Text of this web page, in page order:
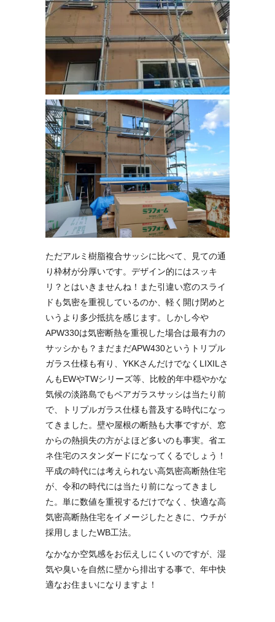
ただアルミ樹脂複合サッシに比べて、見ての通
り枠材が分厚いです。デザイン的にはスッキ
リ？とはいきませんね！また引違い窓のスライ
ドも気密を重視しているのか、軽く開け閉めと
いうより多少抵抗を感じます。しかし今や
APW330は気密断熱を重視した場合は最有力の
サッシかも？まだまだAPW430というトリプル
ガラス仕様も有り、YKKさんだけでなくLIXILさ
んもEWやTWシリーズ等、比較的年中穏やかな
気候の淡路島でもペアガラスサッシは当たり前
で、トリプルガラス仕様も普及する時代になっ
てきました。壁や屋根の断熱も大事ですが、窓
からの熱損失の方がよほど多いのも事実。省エ
ネ住宅のスタンダードになってくるでしょう！
平成の時代には考えられない高気密高断熱住宅
が、令和の時代には当たり前になってきまし
た。単に数値を重視するだけでなく、快適な高
気密高断熱住宅をイメージしたときに、ウチが
採用しましたWB工法。
なかなか空気感をお伝えしにくいのですが、湿
気や臭いを自然に壁から排出する事で、年中快
適なお住まいになりますよ！